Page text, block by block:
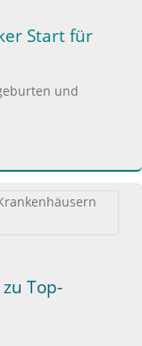
Start für
und
Top-